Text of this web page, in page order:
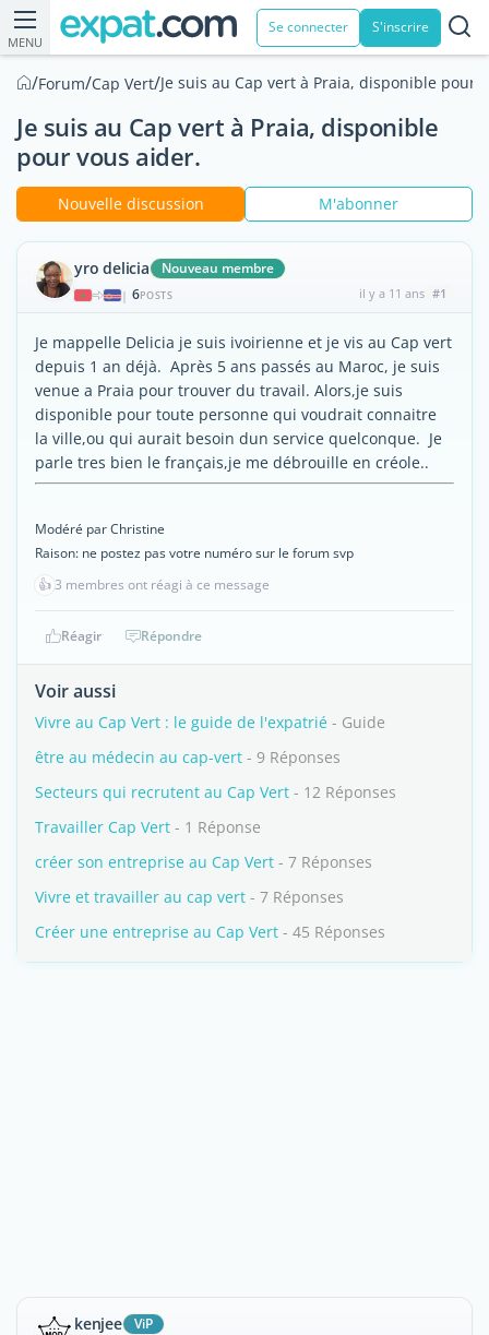
MENU
Se connecter S'inscrire
/Forum/Cap Vert/Je suis au Cap vert à Praia, disponible pour
Je suis au Cap vert à Praia, disponible
pour vous aider.
Nouvelle discussion M'abonner
yro delicia Nouveau membre
| 6POSTS il y a 11 ans #1
Je mappelle Delicia je suis ivoirienne et je vis au Cap vert
depuis 1 an déjà. Après 5 ans passés au Maroc, je suis
venue a Praia pour trouver du travail. Alors,je suis
disponible pour toute personne qui voudrait connaitre
la ville,ou qui aurait besoin dun service quelconque. Je
parle tres bien le français,je me débrouille en créole..
Modéré par Christine
Raison: ne postez pas votre numéro sur le forum svp
👍3 membres ont réagi à ce message
Réagir Répondre
Voir aussi
Vivre au Cap Vert : le guide de l'expatrié - Guide
être au médecin au cap-vert - 9 Réponses
Secteurs qui recrutent au Cap Vert - 12 Réponses
Travailler Cap Vert - 1 Réponse
créer son entreprise au Cap Vert - 7 Réponses
Vivre et travailler au cap vert - 7 Réponses
Créer une entreprise au Cap Vert - 45 Réponses
kenjee ViP